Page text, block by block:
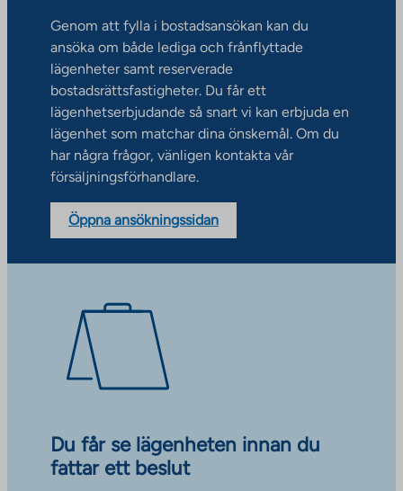
Genom att fylla i bostadsansökan kan du
ansöka om både lediga och frånflyttade
lägenheter samt reserverade
bostadsrättsfastigheter. Du får ett
lägenhetserbjudande så snart vi kan erbjuda en
lägenhet som matchar dina önskemål. Om du
har några frågor, vänligen kontakta vår
försäljningsförhandlare.
Öppna ansökningssidan
Du får se lägenheten innan du
fattar ett beslut